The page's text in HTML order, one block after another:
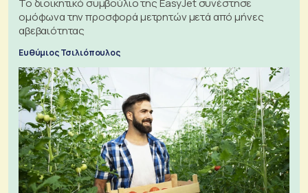
ομόφωνα την προσφορά μετρητών μετά από μήνες
αβεβαιότητας
Ευθύμιος Τσιλιόπουλος